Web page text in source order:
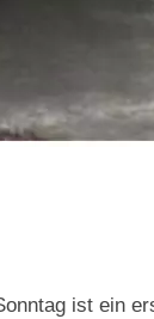
ist ein